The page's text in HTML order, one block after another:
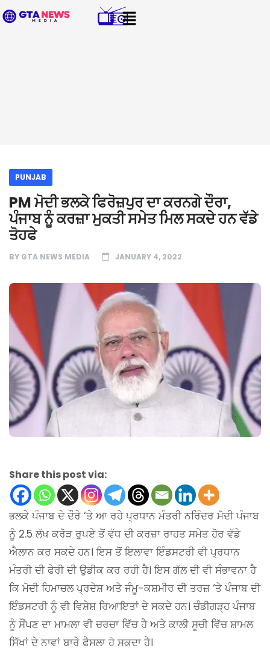
PUNJAB
PM ਮੋਦੀ ਭਲਕੇ ਫਿਰੋਜ਼ਪੁਰ ਦਾ ਕਰਨਗੇ ਦੌਰਾ,
ਪੰਜਾਬ ਨੂੰ ਕਰਜ਼ਾ ਮੁਕਤੀ ਸਮੇਤ ਮਿਲ ਸਕਦੇ ਹਨ ਵੱਡੇ
ਤੋਹਫੇ
BY GTA NEWS MEDIA JANUARY 4, 2022
Share this post via:
ਭਲਕੇ ਪੰਜਾਬ ਦੇ ਦੌਰੇ ‘ਤੇ ਆ ਰਹੇ ਪ੍ਰਧਾਨ ਮੰਤਰੀ ਨਰਿੰਦਰ ਮੋਦੀ ਪੰਜਾਬ
ਨੂੰ 2.5 ਲੱਖ ਕਰੋੜ ਰੁਪਏ ਤੋਂ ਵੱਧ ਦੀ ਕਰਜ਼ਾ ਰਾਹਤ ਸਮੇਤ ਹੋਰ ਵੱਡੇ
ਐਲਾਨ ਕਰ ਸਕਦੇ ਹਨ। ਇਸ ਤੋਂ ਇਲਾਵਾ ਇੰਡਸਟਰੀ ਵੀ ਪ੍ਰਧਾਨ
ਮੰਤਰੀ ਦੀ ਫੇਰੀ ਦੀ ਉਡੀਕ ਕਰ ਰਹੀ ਹੈ। ਇਸ ਗੱਲ ਦੀ ਵੀ ਸੰਭਾਵਨਾ ਹੈ
ਕਿ ਮੋਦੀ ਹਿਮਾਚਲ ਪ੍ਰਦੇਸ਼ ਅਤੇ ਜੰਮੂ-ਕਸ਼ਮੀਰ ਦੀ ਤਰਜ਼ ‘ਤੇ ਪੰਜਾਬ ਦੀ
ਇੰਡਸਟਰੀ ਨੂੰ ਵੀ ਵਿਸ਼ੇਸ਼ ਰਿਆਇਤਾਂ ਦੇ ਸਕਦੇ ਹਨ। ਚੰਡੀਗੜ੍ਹ ਪੰਜਾਬ
ਨੂੰ ਸੌਂਪਣ ਦਾ ਮਾਮਲਾ ਵੀ ਚਰਚਾ ਵਿੱਚ ਹੈ ਅਤੇ ਕਾਲੀ ਸੂਚੀ ਵਿੱਚ ਸ਼ਾਮਲ
ਸਿੱਖਾਂ ਦੇ ਨਾਵਾਂ ਬਾਰੇ ਫੈਸਲਾ ਹੋ ਸਕਦਾ ਹੈ।